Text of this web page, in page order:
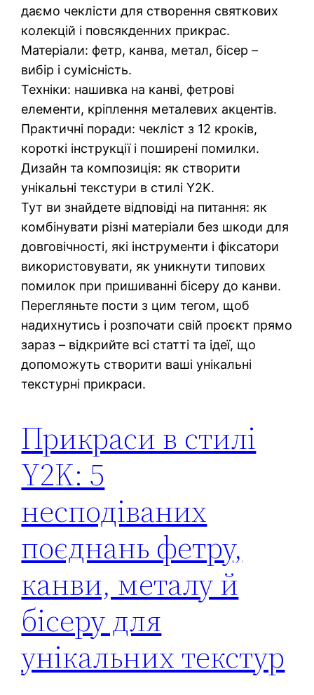
даємо чеклісти для створення святкових
колекцій і повсякденних прикрас.
Матеріали: фетр, канва, метал, бісер –
вибір і сумісність.
Техніки: нашивка на канві, фетрові
елементи, кріплення металевих акцентів.
Практичні поради: чекліст з 12 кроків,
короткі інструкції і поширені помилки.
Дизайн та композиція: як створити
унікальні текстури в стилі Y2K.
Тут ви знайдете відповіді на питання: як
комбінувати різні матеріали без шкоди для
довговічності, які інструменти і фіксатори
використовувати, як уникнути типових
помилок при пришиванні бісеру до канви.
Перегляньте пости з цим тегом, щоб
надихнутись і розпочати свій проєкт прямо
зараз – відкрийте всі статті та ідеї, що
допоможуть створити ваші унікальні
текстурні прикраси.
Прикраси в стилі
Y2K: 5
несподіваних
поєднань фетру,
канви, металу й
бісеру для
унікальних текстур